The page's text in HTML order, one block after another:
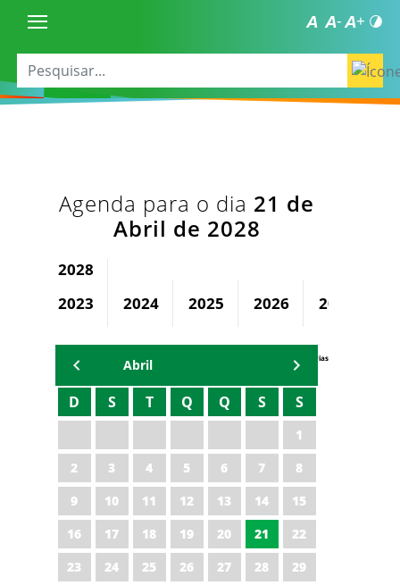
Agenda para o dia 21 de
Abril de 2028
2028
2023
2024 2025 2026 2027
Agenda Secretárias
Abril
D S T Q Q S S
1
2
3 4 5 6 7
8
9
10 11 12 13 14
15
16
17 18 19 20 21
22
23
24 25 26 27 28
29